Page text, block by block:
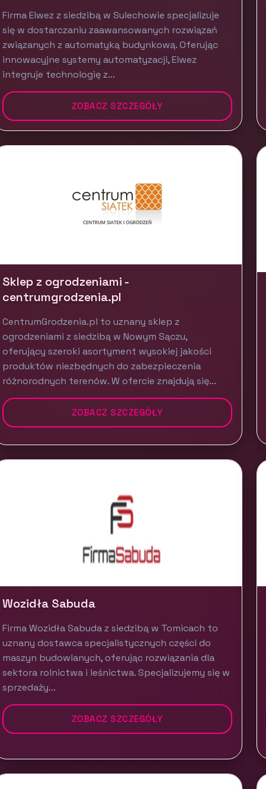
Firma Elwez z siedzibą w Sulechowie specjalizuje
się w dostarczaniu zaawansowanych rozwiązań
związanych z automatyką budynkową. Oferując
innowacyjne systemy automatyzacji, Elwez
integruje technologię z...
ZOBACZ SZCZEGÓŁY
Sklep z ogrodzeniami -
centrumgrodzenia.pl
CentrumGrodzenia.pl to uznany sklep z
ogrodzeniami z siedzibą w Nowym Sączu,
oferujący szeroki asortyment wysokiej jakości
produktów niezbędnych do zabezpieczenia
różnorodnych terenów. W ofercie znajdują się...
ZOBACZ SZCZEGÓŁY
Wozidła Sabuda
Firma Wozidła Sabuda z siedzibą w Tomicach to
uznany dostawca specjalistycznych części do
maszyn budowlanych, oferując rozwiązania dla
sektora rolnictwa i leśnictwa. Specjalizujemy się w
sprzedaży...
ZOBACZ SZCZEGÓŁY